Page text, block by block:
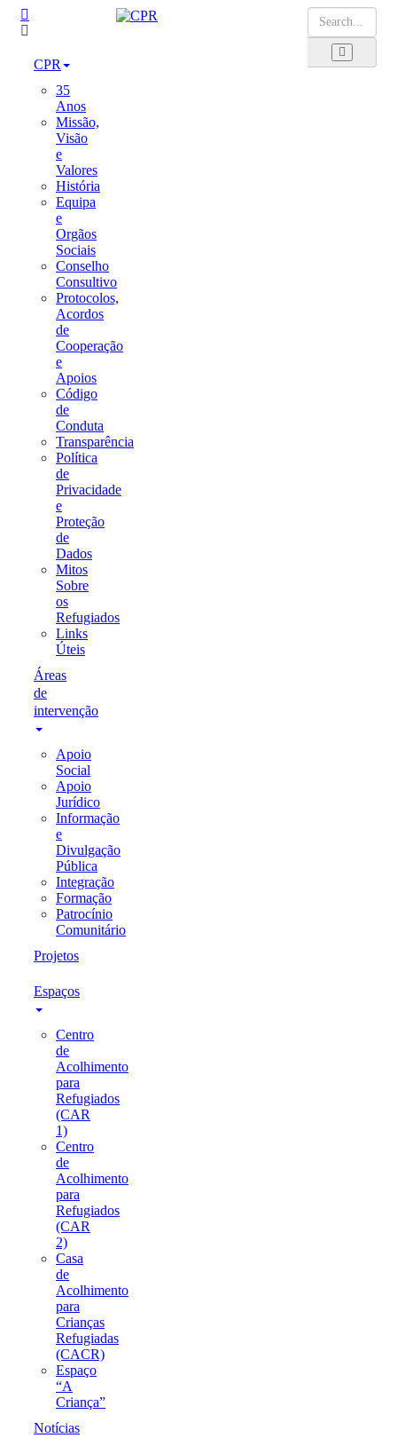
CPR
35
Anos
Missão,
Visão
e
Valores
História
Equipa
e
Orgãos
Sociais
Conselho
Consultivo
Protocolos,
Acordos
de
Cooperação
e
Apoios
Código
de
Conduta
Transparência
Política
de
Privacidade
e
Proteção
de
Dados
Mitos
Sobre
os
Refugiados
Links
Úteis
Áreas
de
intervenção
Apoio
Social
Apoio
Jurídico
Informação
e
Divulgação
Pública
Integração
Formação
Patrocínio
Comunitário
Projetos
Espaços
Centro
de
Acolhimento
para
Refugiados
(CAR
1)
Centro
de
Acolhimento
para
Refugiados
(CAR
2)
Casa
de
Acolhimento
para
Crianças
Refugiadas
(CACR)
Espaço
“A
Criança”
Notícias